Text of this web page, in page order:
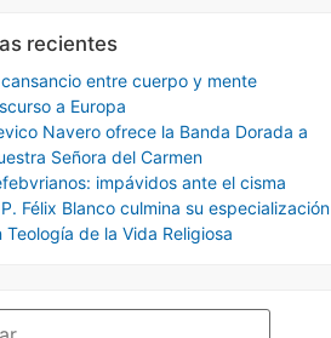
recientes
cansancio entre cuerpo y mente
a Europa
Navero ofrece la Banda Dorada a
Señora del Carmen
impávidos ante el cisma
P. Félix Blanco culmina su especialización
Teología de la Vida Religiosa